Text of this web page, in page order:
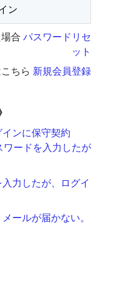
合 パスワードリセ
ット
ちら 新規会員登録
ンに保守契約
ワードを入力したが
入力したが、ログイ
ールが届かない。